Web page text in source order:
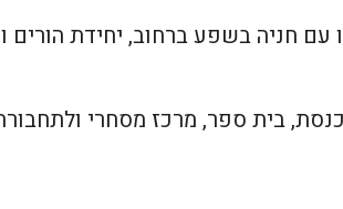
עם חניה בשפע ברחוב, יחידת הורים
בית ספר, מרכז מסחרי